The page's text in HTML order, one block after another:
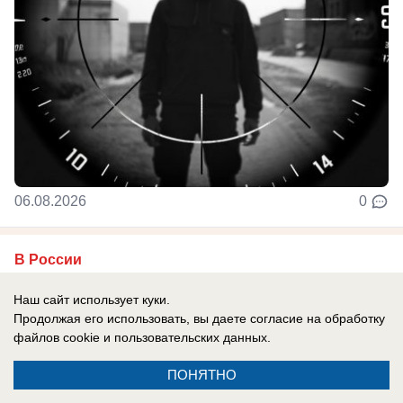
06.08.2026 0
В России
Усольцевых получил загадочное
сообщение от пропавшей семьи
Новая тайна Усольцевых: послание пришло
спустя 10 месяцев после исчезновения.
Наш сайт использует куки.
Продолжая его использовать, вы даете согласие на обработку
файлов cookie и пользовательских данных.
ПОНЯТНО